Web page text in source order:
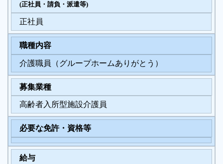
(正社員・請負・派遣等)
正社員
職種内容
介護職員（グループホームありがとう）
募集業種
高齢者入所型施設介護員
必要な免許・資格等
給与